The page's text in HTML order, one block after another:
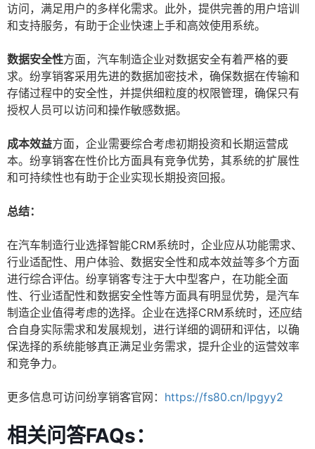
访问，满足用户的多样化需求。此外，提供完善的用户培训
和支持服务，有助于企业快速上手和高效使用系统。
数据安全性方面，汽车制造企业对数据安全有着严格的要
求。纷享销客采用先进的数据加密技术，确保数据在传输和
存储过程中的安全性，并提供细粒度的权限管理，确保只有
授权人员可以访问和操作敏感数据。
成本效益方面，企业需要综合考虑初期投资和长期运营成
本。纷享销客在性价比方面具有竞争优势，其系统的扩展性
和可持续性也有助于企业实现长期投资回报。
总结：
在汽车制造行业选择智能CRM系统时，企业应从功能需求、
行业适配性、用户体验、数据安全性和成本效益等多个方面
进行综合评估。纷享销客专注于大中型客户，在功能全面
性、行业适配性和数据安全性等方面具有明显优势，是汽车
制造企业值得考虑的选择。企业在选择CRM系统时，还应结
合自身实际需求和发展规划，进行详细的调研和评估，以确
保选择的系统能够真正满足业务需求，提升企业的运营效率
和竞争力。
更多信息可访问纷享销客官网： https://fs80.cn/lpgyy2
相关问答FAQs：